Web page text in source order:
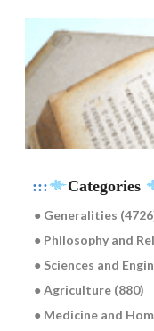
::: Categories
● Generalities
● Philosophy and
● Sciences and
● Agriculture (880)
● Medicine and